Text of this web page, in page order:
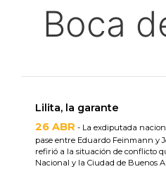
Boca
Lilita, la garante
26 ABR - La exdiputada
pase entre Eduardo Feinmann y
refirió a la situación de conflicto
Nacional y la Ciudad de Buenos